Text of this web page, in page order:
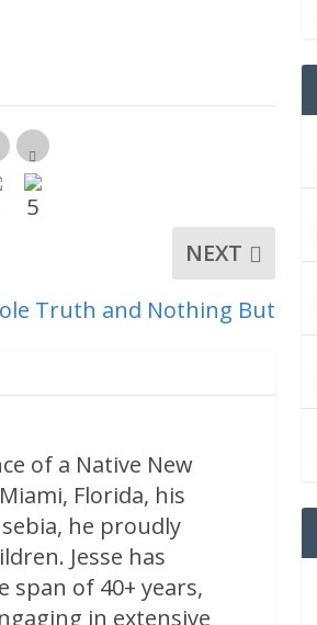
NEXT
Truth and Nothing But
of a Native New
Florida, his
he proudly
Jesse has
of 40+ years,
in extensive